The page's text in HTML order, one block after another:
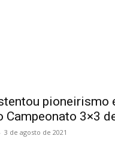
pioneirismo
Campeonato 3×3
- 3 de agosto de 2021